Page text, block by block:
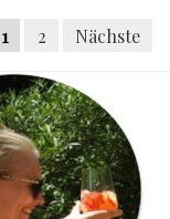
1 2 Nächste